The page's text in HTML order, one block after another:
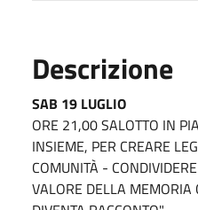
Descrizione
SAB 19 LUGLIO
ORE 21,00SALOTTO IN
INSIEME, PER CREARE
COMUNITÀ -
VALORE DELLA MEMORIA